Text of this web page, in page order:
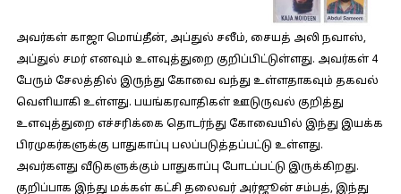
அவர்கள் காஜா மொய்தீன், அப்துல் சலீம், சையத் அலி நவாஸ்,
அப்துல் சமர் எனவும் உளவுத்துறை குறிப்பிட்டுள்ளது. அவர்கள் 4
பேரும் சேலத்தில் இருந்து கோவை வந்து உள்ளதாகவும் தகவல்
வெளியாகி உள்ளது. பயங்கரவாதிகள் ஊடுருவல் குறித்து
உளவுத்துறை எச்சரிக்கை தொடர்ந்து கோவையில் இந்து இயக்க
பிரமுகர்களுக்கு பாதுகாப்பு பலப்படுத்தப்பட்டு உள்ளது.
அவர்களது வீடுகளுக்கும் பாதுகாப்பு போடப்பட்டு இருக்கிறது.
குறிப்பாக இந்து மக்கள் கட்சி தலைவர் அர்ஜூன் சம்பத், இந்து